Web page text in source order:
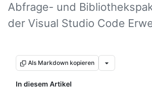
Abfrage- und
der Visual Studio Code
Als Markdown kopieren
In diesem Artikel